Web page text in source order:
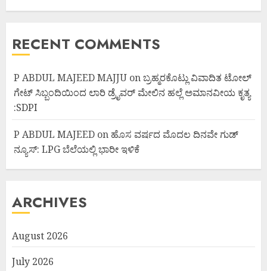
RECENT COMMENTS
P ABDUL MAJEED MAJJU onಬ್ರಹ್ಮರಕೊಟ್ಲು ವಿವಾದಿತ ಟೋಲ್
ಗೇಟ್ ಸಿಬ್ಬಂದಿಯಿಂದ ಲಾರಿ ಡ್ರೈವರ್ ಮೇಲಿನ ಹಲ್ಲೆ ಅಮಾನವೀಯ ಕೃತ್ಯ
:SDPI
P ABDUL MAJEED on ಹೊಸ ವರ್ಷದ ಮೊದಲ ದಿನವೇ ಗುಡ್
ನ್ಯೂಸ್: LPG ಬೆಲೆಯಲ್ಲಿ ಭಾರೀ ಇಳಿಕೆ
ARCHIVES
August 2026
July 2026